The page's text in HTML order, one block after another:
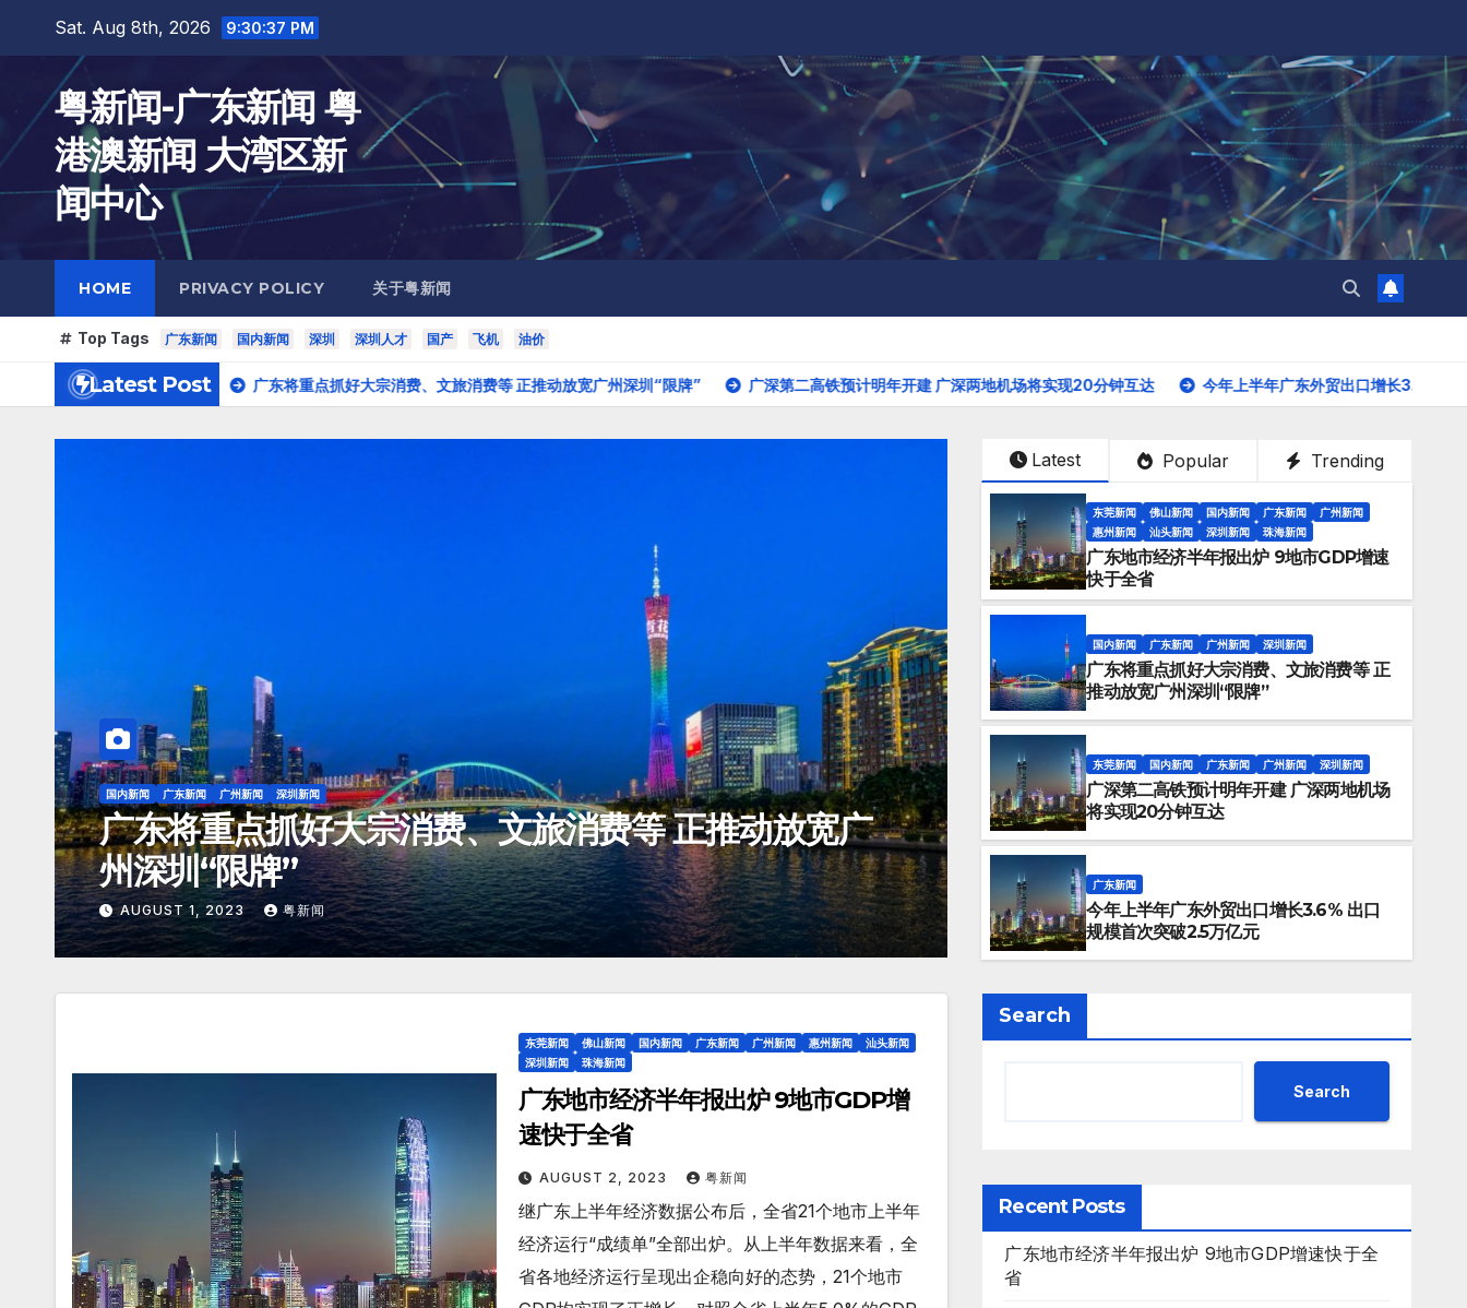
content
Sat. Aug 8th, 2026 9:30:38 PM
粤新闻-广东新闻 粤
港澳新闻 大湾区新
闻中心
HOME PRIVACY POLICY 关于粤新闻
Top Tags 广东新闻 国内新闻 深圳 深圳人才 国产 飞机 油价
Latest Post
增速快于全省 广东将重点抓好大宗消费、文旅消费等 正推动放宽广州深圳“限牌” 广深第二高铁预计明年开建 广深两地机场将实现20分钟互达 今年上半年广东外贸出口增长3.6% 出口规模首次突破
东莞新闻 国内新闻 广东新闻 广州新闻 深圳新闻
广深第二高铁预计明年开建 广深两地机场将实现20分
钟互达
JULY 25, 2023 粤新闻
广东新闻
今年上半年广东外贸出口增长
2.5万亿元
JULY 20, 2023 粤新闻
Latest Popular Trending
东莞新闻 佛山新闻 国内新闻 广东新闻
广州新闻
惠州新闻
汕头新闻 深圳新闻 珠海新闻
广东地市经济半年报出炉 9地市GDP增速
快于全省
国内新闻 广东新闻 广州新闻 深圳新闻
广东将重点抓好大宗消费、文旅消费等 正
推动放宽广州深圳“限牌”
东莞新闻 国内新闻 广东新闻 广州新闻 深圳新闻
广深第二高铁预计明年开建 广深两地机场
将实现20分钟互达
广东新闻
今年上半年广东外贸出口增长3.6% 出口
规模首次突破2.5万亿元
东莞新闻 佛山新闻 国内新闻 广东新闻 广州新闻 惠州新闻
汕头新闻
深圳新闻
珠海新闻
广东地市经济半年报出炉 9地市GDP增
速快于全省
AUGUST 2, 2023 粤新闻
继广东上半年经济数据公布后，全省21个地市上半年
经济运行“成绩单”全部出炉。从上半年数据来看，全
省各地经济运行呈现出企稳向好的态势，21个地市
Search
Search
Recent Posts
广东地市经济半年报出炉 9地市GDP增速快于全
省